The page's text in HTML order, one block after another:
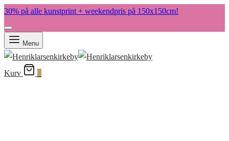
30% på alle kunstprint + weekendpris på 150x150cm!
Menu
Kurv